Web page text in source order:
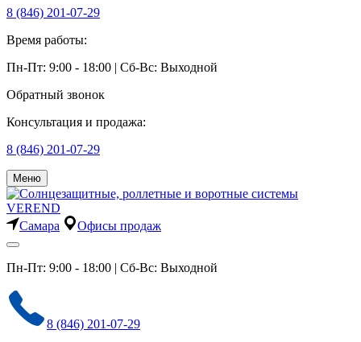
8 (846) 201-07-29
Время работы:
Пн-Пт: 9:00 - 18:00 | Сб-Вс: Выходной
Обратный звонок
Консультация и продажа:
8 (846) 201-07-29
Меню
Самара Офисы продаж
Пн-Пт: 9:00 - 18:00 | Сб-Вс: Выходной
8 (846) 201-07-29